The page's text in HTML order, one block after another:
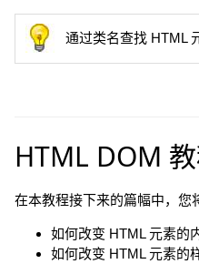
通过类名查找 HTML
HTML DOM
在本教程接下来的篇幅中，您
如何改变 HTML 元素的
如何改变 HTML 元素的